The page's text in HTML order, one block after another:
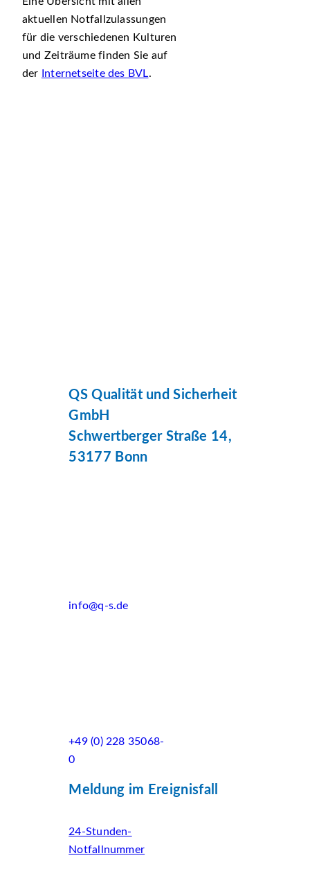
aktuellen Notfallzulassungen
für die verschiedenen Kulturen
und Zeiträume finden Sie auf
der
Internetseite des BVL.
QS Qualität und Sicherheit
GmbH
Schwertberger Straße 14,
53177 Bonn
info@q-s.de
+49 (0) 228 35068-
0
Meldung im Ereignisfall
24-Stunden-
Notfallnummer